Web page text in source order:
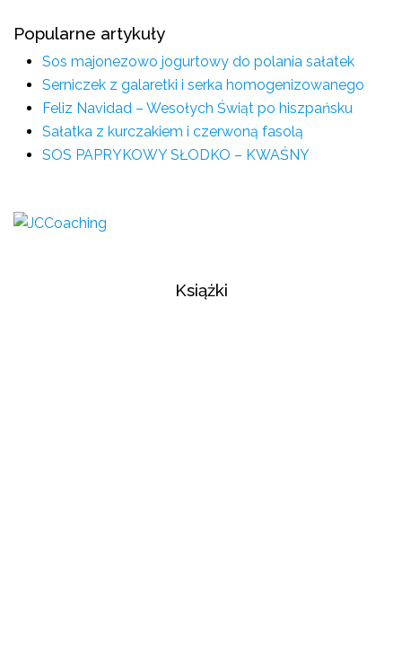
Popularne artykuły
Sos majonezowo jogurtowy do polania sałatek
Serniczek z galaretki i serka homogenizowanego
Feliz Navidad – Wesołych Świąt po hiszpańsku
Sałatka z kurczakiem i czerwoną fasolą
SOS PAPRYKOWY SŁODKO – KWAŚNY
Książki